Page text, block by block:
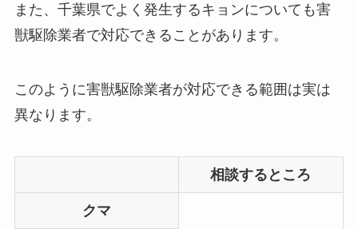
また、千葉県でよく発生するキョンについても害
獣駆除業者で対応できることがあります。
このように害獣駆除業者が対応できる範囲は実は
異なります。
相談するところ
クマ